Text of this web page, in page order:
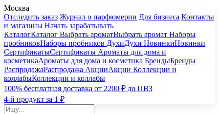
Москва
Отследить заказ Журнал о парфюмерии Для бизнеса Контакты
и магазины Начать зарабатывать
КаталогКаталог Выбрать ароматВыбрать аромат Наборы
пробниковНаборы пробников ДухиДухи НовинкиНовинки
СертификатыСертификаты Ароматы для дома и
косметикаАроматы для дома и косметика БрендыБренды
РаспродажаРаспродажа АкцииАкции Коллекции и
коллабыКоллекции и коллабы
100% бесплатная доставка от 2200 ₽ до ПВЗ
4-й продукт за 1 ₽